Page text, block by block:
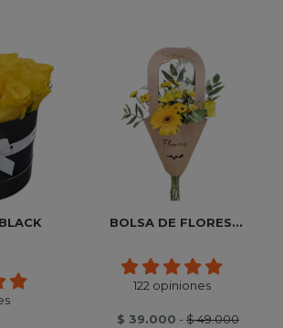
BOLSA DE FLORES...
122 opiniones
$ 39.000 - $ 49.000